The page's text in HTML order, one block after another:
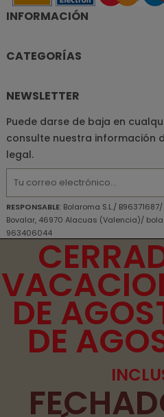
DE
DE
INFORMACIÓN
CATEGORÍAS
NEWSLETTER
Puede darse de baja en
consulte nuestra información
legal.
RESPONSABLE: Bolaroma S.L./
Bovalar, 46970 Alacuas (Valencia)/
963406044
FINALIDAD PRINCIPAL: Atender las
DERECHOS
: DERECHOS Acceso,
sus datos, de limitación y oposición a
objeto de decisiones basadas
de sus datos, cuando procedan.
INFORMACIÓN ADICIONAL
: Puede
detallada sobre nuestra Política de
consiento el tratamiento que se
carácter personal.